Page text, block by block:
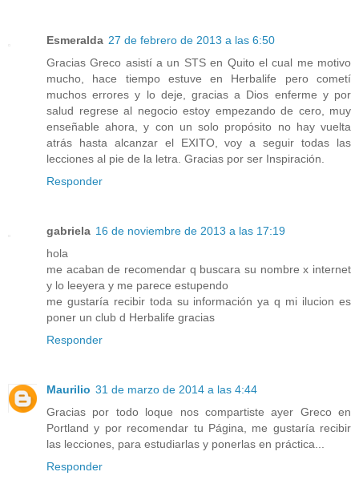
Esmeralda 27 de febrero de 2013 a las 6:50
Gracias Greco asistí a un STS en Quito el cual me motivo
mucho, hace tiempo estuve en Herbalife pero cometí
muchos errores y lo deje, gracias a Dios enferme y por
salud regrese al negocio estoy empezando de cero, muy
enseñable ahora, y con un solo propósito no hay vuelta
atrás hasta alcanzar el EXITO, voy a seguir todas las
lecciones al pie de la letra. Gracias por ser Inspiración.
Responder
gabriela 16 de noviembre de 2013 a las 17:19
hola
me acaban de recomendar q buscara su nombre x internet
y lo leeyera y me parece estupendo
me gustaría recibir toda su información ya q mi ilucion es
poner un club d Herbalife gracias
Responder
Maurilio 31 de marzo de 2014 a las 4:44
Gracias por todo loque nos compartiste ayer Greco en
Portland y por recomendar tu Página, me gustaría recibir
las lecciones, para estudiarlas y ponerlas en práctica...
Responder